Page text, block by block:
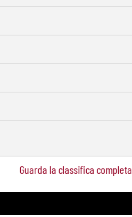
Guarda la classifica completa